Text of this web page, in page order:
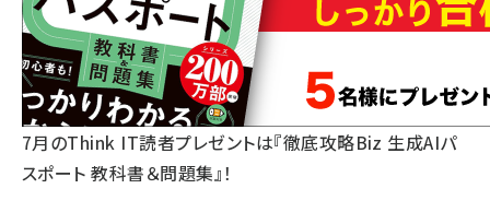
7月のThink IT読者プレゼントは『徹底攻略Biz 生成AIパ
スポート 教科書＆問題集』！